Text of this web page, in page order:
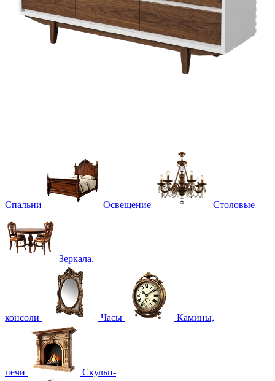
Спальни Освещение Столовые
Зеркала,
консоли Часы Камины,
печи Скульп-